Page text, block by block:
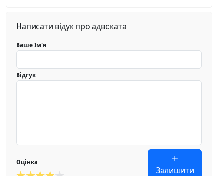
Написати відук про адвоката
Ваше Ім'я
Відгук
Оцінка
Залишити